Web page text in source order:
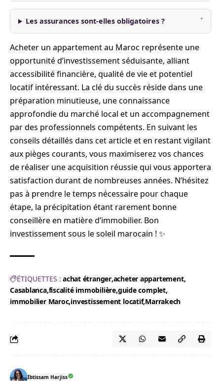
Les assurances sont-elles obligatoires ?
Acheter un appartement au Maroc représente une
opportunité d’investissement séduisante, alliant
accessibilité financière, qualité de vie et potentiel
locatif intéressant. La clé du succès réside dans une
préparation minutieuse, une connaissance
approfondie du marché local et un accompagnement
par des professionnels compétents. En suivant les
conseils détaillés dans cet article et en restant vigilant
aux pièges courants, vous maximiserez vos chances
de réaliser une acquisition réussie qui vous apportera
satisfaction durant de nombreuses années. N’hésitez
pas à prendre le temps nécessaire pour chaque
étape, la précipitation étant rarement bonne
conseillère en matière d’immobilier. Bon
investissement sous le soleil marocain ! ✨
ÉTIQUETTES : achat étranger acheter appartement
Casablanca fiscalité immobilière guide complet
immobilier Maroc investissement locatif Marrakech
Ibtissam Harjiss